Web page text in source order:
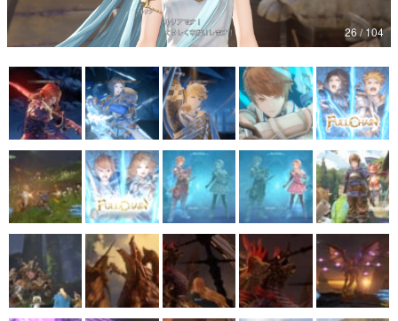
特集記事
マンガ
女性向け
アプリレビュー
その他
電ファミニコゲーマーとは？
運営：株式会社マレ
26 / 104